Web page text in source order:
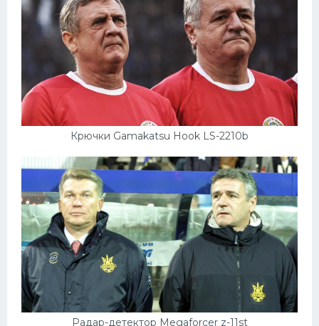
Крючки Gamakatsu Hook LS-2210b
Радар-детектор Megaforcer z-11st